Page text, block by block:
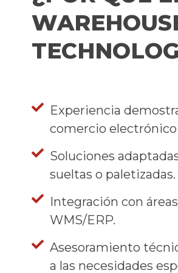
Experiencia
comercio
Soluciones
sueltas o paletizadas.
Integración con
WMS/ERP.
Asesoramiento
a las necesidades